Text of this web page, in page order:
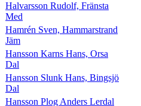
Halvarsson Rudolf, Fränsta
Med
Hamrén Sven, Hammarstrand
Jäm
Hansson Karns Hans, Orsa
Dal
Hansson Slunk Hans, Bingsjö
Dal
Hansson Plog Anders Lerdal